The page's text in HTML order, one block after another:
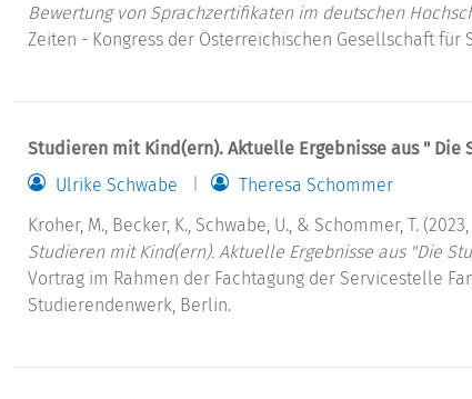
Bewertung von Sprachzertifikaten im deutschen
Zeiten - Kongress der Österreichischen Gesellschaft für
Studieren mit Kind(ern). Aktuelle Ergebnisse aus " Die
Ulrike Schwabe
Theresa Schommer
Kroher, M., Becker, K., Schwabe, U., & Schommer, T.
Studieren mit Kind(ern). Aktuelle Ergebnisse aus "Die
Vortrag im Rahmen der Fachtagung der Servicestelle
Studierendenwerk, Berlin.